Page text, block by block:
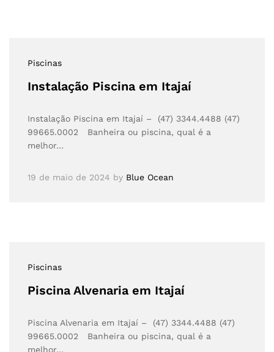
Piscinas
Instalação Piscina em Itajaí
Instalação Piscina em Itajaí – (47) 3344.4488 (47)
99665.0002 Banheira ou piscina, qual é a
melhor…
19 de maio de 2024 by Blue Ocean
Piscinas
Piscina Alvenaria em Itajaí
Piscina Alvenaria em Itajaí – (47) 3344.4488 (47)
99665.0002 Banheira ou piscina, qual é a
melhor…